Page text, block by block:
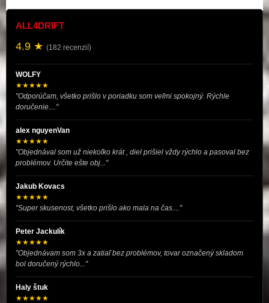
ALL4DRIFT
4.9 ★ (182 recenzií)
WOLFY
★★★★★
"Odporúčam, všetko prišlo v poriadku som veľmi spokojný. Rýchle
doručenie...."
alex nguyenVan
★★★★★
"Objednával som už niekoľko krát , diel prišiel vždy rýchlo a pasoval bez
problémov. Určite ešte obj..."
Jakub Kovacs
★★★★★
"Super skusenost, všetko prišlo ako mala na čas...."
Peter Jackulík
★★★★★
"Objednávam som 3x a zatiaľ bez problémov, tovar označený skladom
bol doručený rýchlo..."
Haly štuk
★★★★★